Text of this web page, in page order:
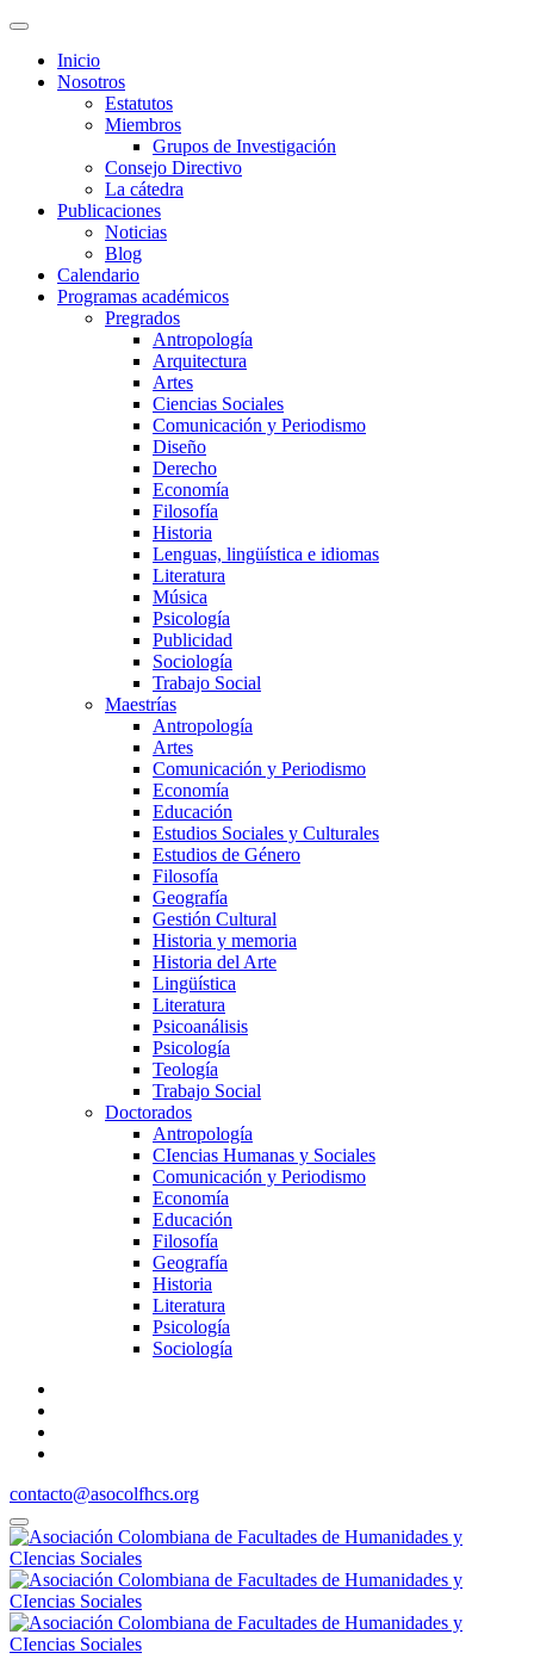
Inicio
Nosotros
Estatutos
Miembros
Grupos de Investigación
Consejo Directivo
La cátedra
Publicaciones
Noticias
Blog
Calendario
Programas académicos
Pregrados
Antropología
Arquitectura
Artes
Ciencias Sociales
Comunicación y Periodismo
Diseño
Derecho
Economía
Filosofía
Historia
Lenguas, lingüística e idiomas
Literatura
Música
Psicología
Publicidad
Sociología
Trabajo Social
Maestrías
Antropología
Artes
Comunicación y Periodismo
Economía
Educación
Estudios Sociales y Culturales
Estudios de Género
Filosofía
Geografía
Gestión Cultural
Historia y memoria
Historia del Arte
Lingüística
Literatura
Psicoanálisis
Psicología
Teología
Trabajo Social
Doctorados
Antropología
CIencias Humanas y Sociales
Comunicación y Periodismo
Economía
Educación
Filosofía
Geografía
Historia
Literatura
Psicología
Sociología
contacto@asocolfhcs.org